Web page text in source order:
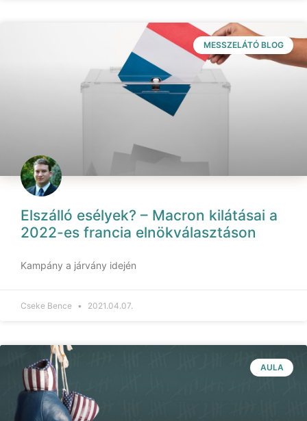
MESSZELÁTÓ BLOG
Elszálló esélyek? – Macron kilátásai a
2022-es francia elnökválasztáson
Kampány a járvány idején
Cseke Bence 2021.04.07.
AULA